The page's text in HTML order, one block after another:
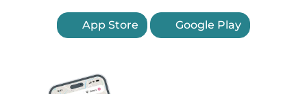
App Store Google Play